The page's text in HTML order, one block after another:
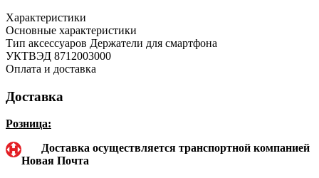
Характеристики
Основные характеристики
Тип аксессуаров Держатели для смартфона
УКТВЭД 8712003000
Оплата и доставка
Доставка
Розница:
Доставка осуществляется транспортной компанией
Новая Почта